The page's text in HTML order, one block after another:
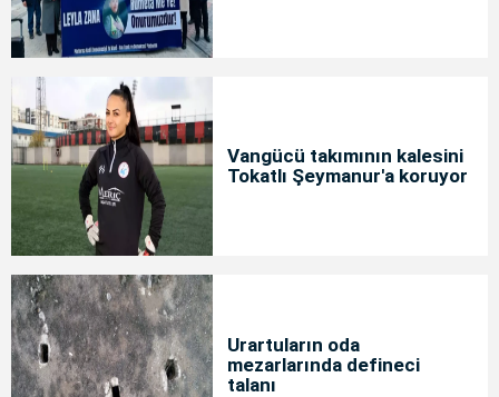
Vangücü takımının kalesini
Tokatlı Şeymanur'a koruyor
Urartuların oda
mezarlarında defineci
talanı